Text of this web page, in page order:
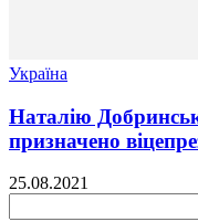
Україна
Наталію
призначено
25.08.2021